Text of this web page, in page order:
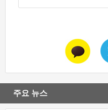
주요 뉴스